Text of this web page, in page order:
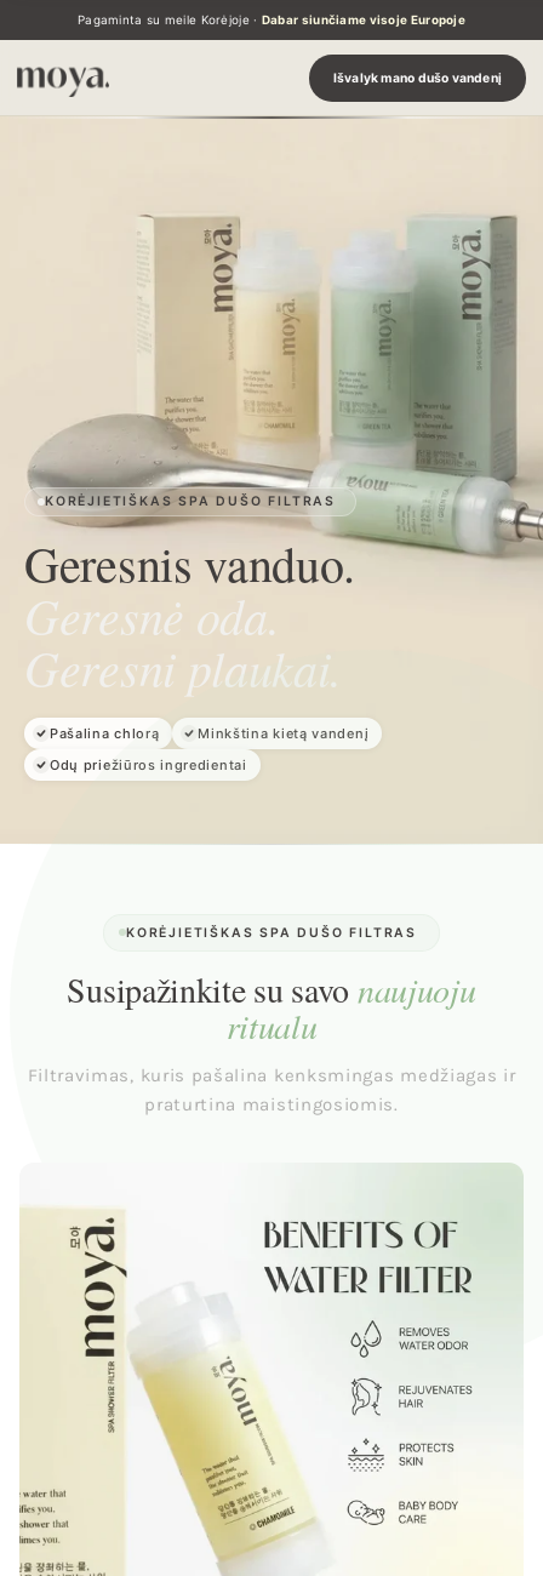
priePagaminta su meile Korėjoje · Dabar siunčiame visoje Europoje
Išvalyk mano dušo vandenį
KORĖJIETIŠKAS SPA DUŠO FILTRAS
Geresnis vanduo.
Geresnė oda.
Geresni plaukai.
Pašalina chlorą
Minkština kietą vandenį
Odų priežiūros ingredientai
KORĖJIETIŠKAS SPA DUŠO FILTRAS
Susipažinkite su savo naujuoju
ritualu
Filtravimas, kuris pašalina kenksmingas medžiagas ir
praturtina maistingosiomis.